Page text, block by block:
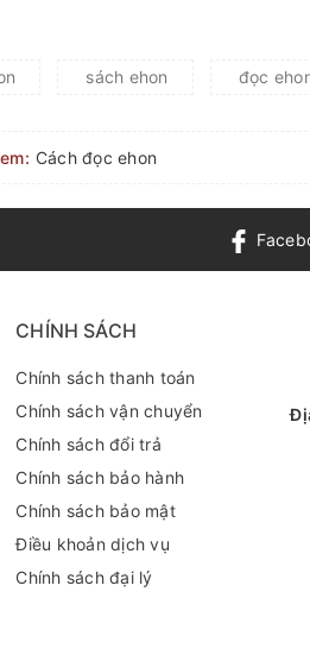
sách ehon đọc
Cách đọc ehon
CHÍNH SÁCH
Chính sách thanh toán
Chính sách vận chuyển
Chính sách đổi trả
Chính sách bảo hành
Chính sách bảo mật
Điều khoản dịch vụ
Chính sách đại lý